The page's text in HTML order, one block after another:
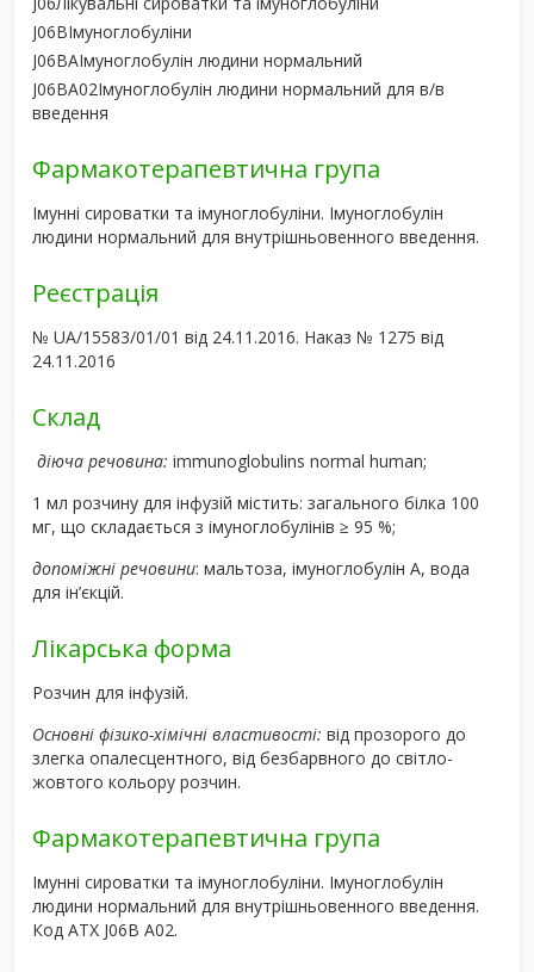
J06BІмуноглобуліни
J06BAІмуноглобулін людини нормальний
J06BA02Імуноглобулін людини нормальний для в/в
введення
Фармакотерапевтична група
Імунні сироватки та імуноглобуліни. Імуноглобулін
людини нормальний для внутрішньовенного введення.
Реєстрація
№ UA/15583/01/01 від 24.11.2016. Наказ № 1275 від
24.11.2016
Склад
діюча речовина: immunoglobulins normal human;
1 мл розчину для інфузій містить: загального білка 100
мг, що складається з імуноглобулінів ≥ 95 %;
допоміжні речовини: мальтоза, імуноглобулін А, вода
для ін’єкцій.
Лікарська форма
Розчин для інфузій.
Основні фізико-хімічні властивості: від прозорого до
злегка опалесцентного, від безбарвного до світло-
жовтого кольору розчин.
Фармакотерапевтична група
Імунні сироватки та імуноглобуліни. Імуноглобулін
людини нормальний для внутрішньовенного введення.
Код АТХ J06B A02.